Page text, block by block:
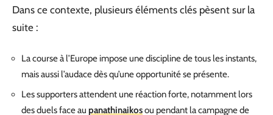
Dans ce contexte, plusieurs éléments clés pèsent sur la
suite :
La course à l’Europe impose une discipline de tous les instants,
mais aussi l’audace dès qu’une opportunité se présente.
Les supporters attendent une réaction forte, notamment lors
des duels face au panathinaikosou pendant la campagne de